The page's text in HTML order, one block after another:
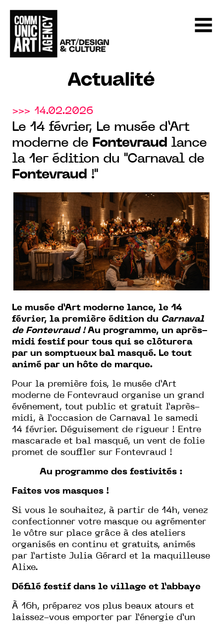
Actualité
>>> 14.02.2026
Le 14 février, Le musée d’Art
moderne de Fontevraud lance
la 1er édition du "Carnaval de
Fontevraud !"
Le musée d’Art moderne lance, le 14
février, la première édition du Carnaval
de Fontevraud ! Au programme, un après-
midi festif pour tous qui se clôturera
par un somptueux bal masqué. Le tout
animé par un hôte de marque.
Pour la première fois, le musée d’Art
moderne de Fontevraud organise un grand
événement, tout public et gratuit l’après-
midi, à l’occasion de Carnaval le samedi
14 février. Déguisement de rigueur ! Entre
mascarade et bal masqué, un vent de folie
promet de souffler sur Fontevraud !
Au programme des festivités :
Faites vos masques !
Si vous le souhaitez, à partir de 14h, venez
confectionner votre masque ou agrémenter
le vôtre sur place grâce à des ateliers
organisés en continu et gratuits, animés
par l’artiste Julia Gérard et la maquilleuse
Alixe.
Défilé festif dans le village et l’abbaye
À 16h, préparez vos plus beaux atours et
laissez-vous emporter par l’énergie d’un